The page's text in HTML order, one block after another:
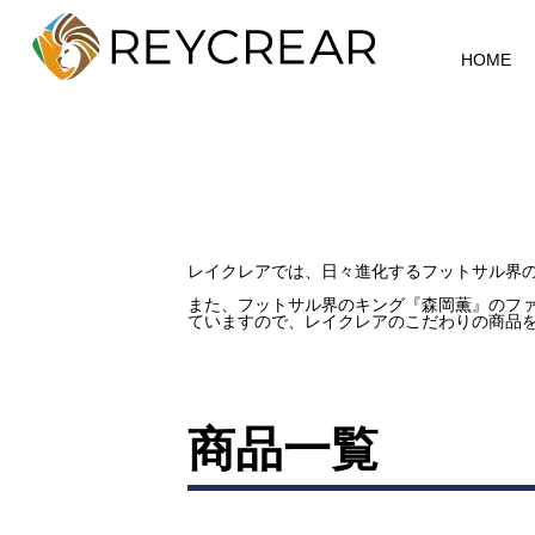
HOME
レイクレアでは、日々進化するフットサル界
また、フットサル界のキング『森岡薫』の
ていますので、レイクレアのこだわりの商品
商品一覧